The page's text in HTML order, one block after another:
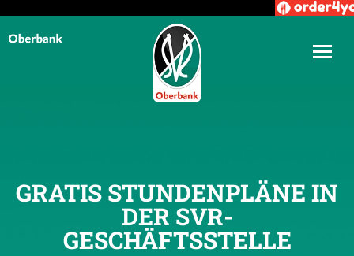
GRATIS STUNDENPLÄNE IN
DER SVR-
GESCHÄFTSSTELLE